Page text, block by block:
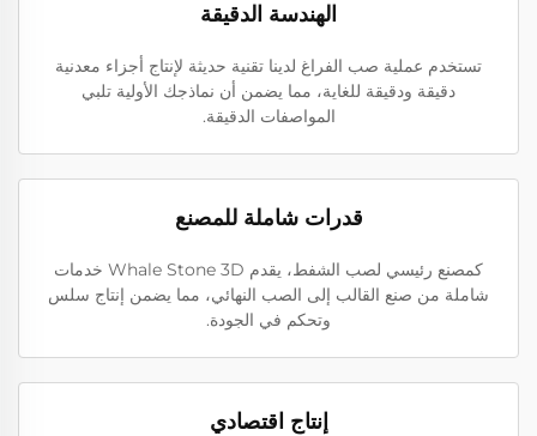
الهندسة الدقيقة
تستخدم عملية صب الفراغ لدينا تقنية حديثة لإنتاج أجزاء معدنية
دقيقة ودقيقة للغاية، مما يضمن أن نماذجك الأولية تلبي
المواصفات الدقيقة.
قدرات شاملة للمصنع
كمصنع رئيسي لصب الشفط، يقدم Whale Stone 3D خدمات
شاملة من صنع القالب إلى الصب النهائي، مما يضمن إنتاج سلس
وتحكم في الجودة.
إنتاج اقتصادي